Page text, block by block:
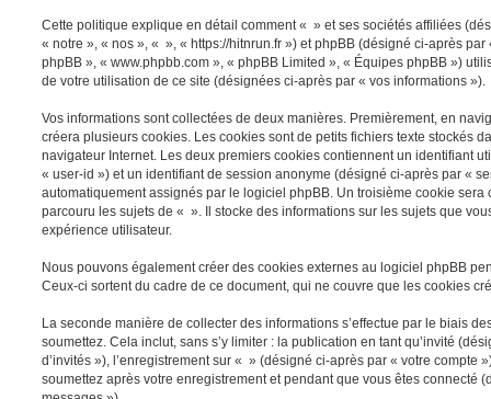
Cette politique explique en détail comment « » et ses sociétés affiliées
« notre », « nos », « », « https://hitnrun.fr ») et phpBB (désigné ci-après
phpBB », « www.phpbb.com », « phpBB Limited », « Équipes phpBB »)
de votre utilisation de ce site (désignées ci-après par « vos informations »).
Vos informations sont collectées de deux manières. Premièrement, en
créera plusieurs cookies. Les cookies sont de petits fichiers texte stockés
navigateur Internet. Les deux premiers cookies contiennent un identifiant
« user-id ») et un identifiant de session anonyme (désigné ci-après par «
automatiquement assignés par le logiciel phpBB. Un troisième cookie sera
parcouru les sujets de « ». Il stocke des informations sur les sujets que
expérience utilisateur.
Nous pouvons également créer des cookies externes au logiciel phpBB
Ceux-ci sortent du cadre de ce document, qui ne couvre que les cookies
La seconde manière de collecter des informations s’effectue par le biais
soumettez. Cela inclut, sans s’y limiter : la publication en tant qu’invité
d’invités »), l’enregistrement sur « » (désigné ci-après par « votre compte
soumettez après votre enregistrement et pendant que vous êtes connecté